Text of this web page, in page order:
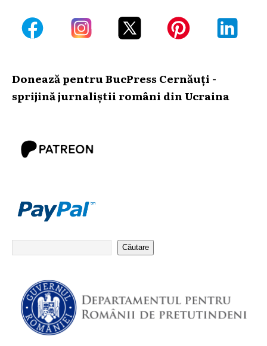
Donează pentru BucPress Cernăuți -
sprijină jurnaliștii români din Ucraina
Căutare